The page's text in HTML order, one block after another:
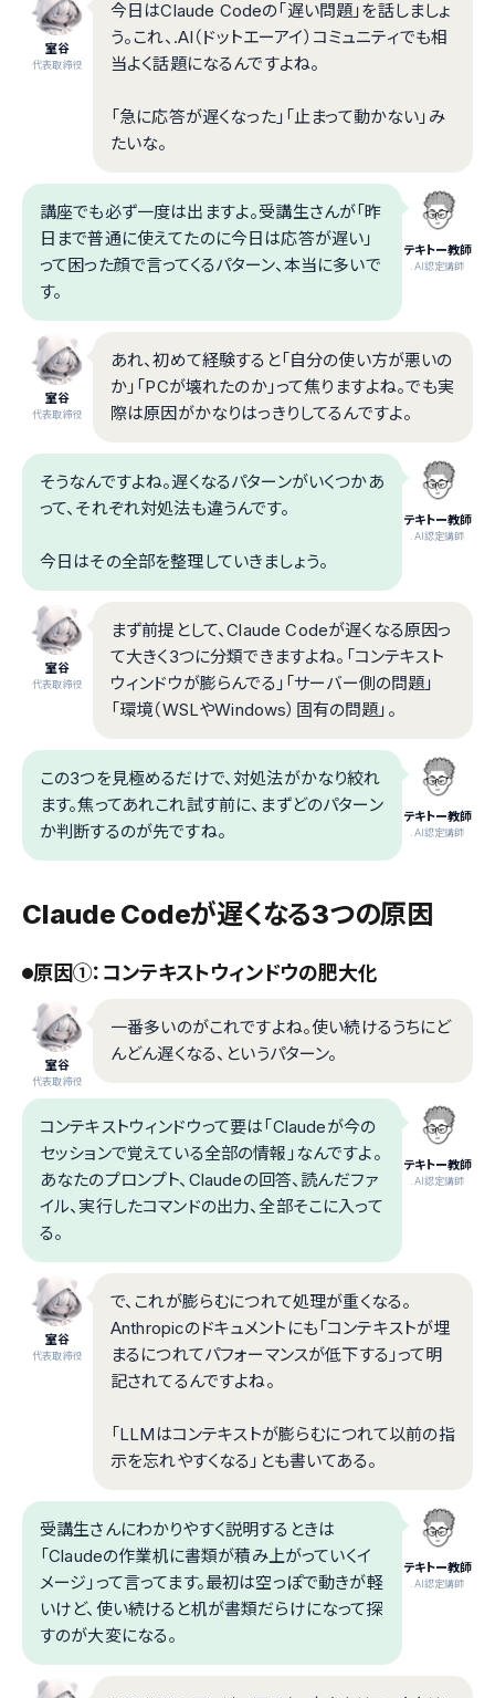
室谷
代表取締役
今日はClaude Codeの「遅い問題」を話しましょ
う。これ、.AI（ドットエーアイ）コミュニティでも相
当よく話題になるんですよね。
「急に応答が遅くなった」「止まって動かない」み
たいな。
テキトー教師
.AI認定講師
講座でも必ず一度は出ますよ。受講生さんが「昨
日まで普通に使えてたのに今日は応答が遅い」
って困った顔で言ってくるパターン、本当に多いで
す。
室谷
代表取締役
あれ、初めて経験すると「自分の使い方が悪いの
か」「PCが壊れたのか」って焦りますよね。でも実
際は原因がかなりはっきりしてるんですよ。
テキトー教師
.AI認定講師
そうなんですよね。遅くなるパターンがいくつかあ
って、それぞれ対処法も違うんです。
今日はその全部を整理していきましょう。
室谷
代表取締役
まず前提として、Claude Codeが遅くなる原因っ
て大きく3つに分類できますよね。「コンテキスト
ウィンドウが膨らんでる」「サーバー側の問題」
「環境（WSLやWindows）固有の問題」。
テキトー教師
.AI認定講師
この3つを見極めるだけで、対処法がかなり絞れ
ます。焦ってあれこれ試す前に、まずどのパターン
か判断するのが先ですね。
Claude Codeが遅くなる3つの原因
原因①：コンテキストウィンドウの肥大化
室谷
代表取締役
一番多いのがこれですよね。使い続けるうちにど
んどん遅くなる、というパターン。
テキトー教師
.AI認定講師
コンテキストウィンドウって要は「Claudeが今の
セッションで覚えている全部の情報」なんですよ。
あなたのプロンプト、Claudeの回答、読んだファ
イル、実行したコマンドの出力、全部そこに入って
る。
室谷
代表取締役
で、これが膨らむにつれて処理が重くなる。
Anthropicのドキュメントにも「コンテキストが埋
まるにつれてパフォーマンスが低下する」って明
記されてるんですよね。
「LLMはコンテキストが膨らむにつれて以前の指
示を忘れやすくなる」とも書いてある。
テキトー教師
.AI認定講師
受講生さんにわかりやすく説明するときは
「Claudeの作業机に書類が積み上がっていくイ
メージ」って言ってます。最初は空っぽで動きが軽
いけど、使い続けると机が書類だらけになって探
すのが大変になる。